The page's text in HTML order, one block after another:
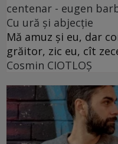
centenar - eugen
Cu ură și abjecție
Mă amuz și eu, dar
grăitor, zic eu, cît
Cosmin CIOTLOŞ